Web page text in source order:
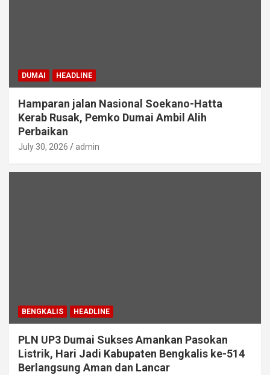
DUMAI HEADLINE
Hamparan jalan Nasional Soekano-Hatta
Kerab Rusak, Pemko Dumai Ambil Alih
Perbaikan
July 30, 2026 admin
BENGKALIS HEADLINE
PLN UP3 Dumai Sukses Amankan Pasokan
Listrik, Hari Jadi Kabupaten Bengkalis ke-514
Berlangsung Aman dan Lancar